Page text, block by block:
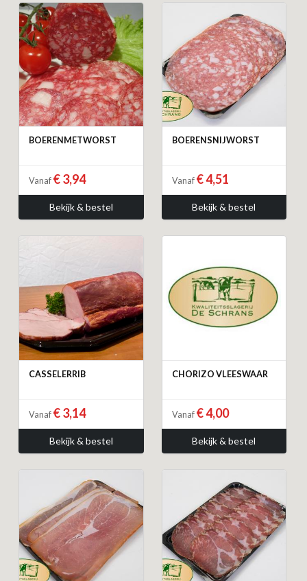
BOERENMETWORST
Vanaf € 3,94
Bekijk & bestel
BOERENSNIJWORST
Vanaf € 4,51
Bekijk & bestel
CASSELERRIB
Vanaf € 3,14
Bekijk & bestel
CHORIZO VLEESWAAR
Vanaf € 4,00
Bekijk & bestel